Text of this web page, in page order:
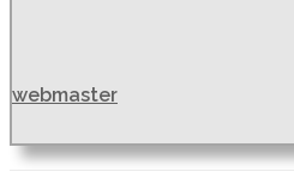
webmaster